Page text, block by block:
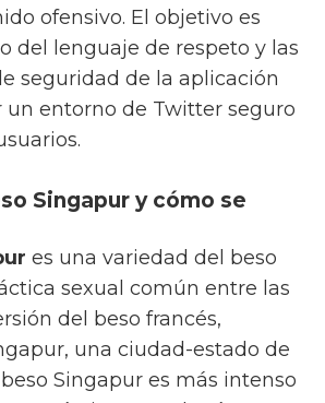
ofensivo. El objetivo es
del lenguaje de respeto y las
seguridad de la aplicación
un entorno de Twitter seguro
Singapur y cómo se
es una variedad del beso
sexual común entre las
del beso francés,
una ciudad-estado de
Singapur es más intenso